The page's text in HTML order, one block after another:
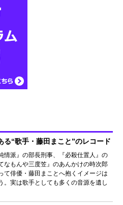
る“歌手・藤田まこと”のレコード
情派』の部長刑事、『必殺仕置人』の
なもんや三度笠』のあんかけの時次郎
て俳優・藤田まことへ抱くイメージは
。実は歌手としても多くの音源を遺し